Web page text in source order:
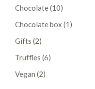
Chocolate(10)
Chocolate box (1)
Gifts (2)
Truffles (6)
Vegan (2)